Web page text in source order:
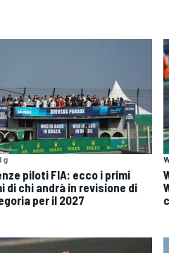
g
piloti FIA: ecco i primi
di chi andrà in revisione di
per il 2027